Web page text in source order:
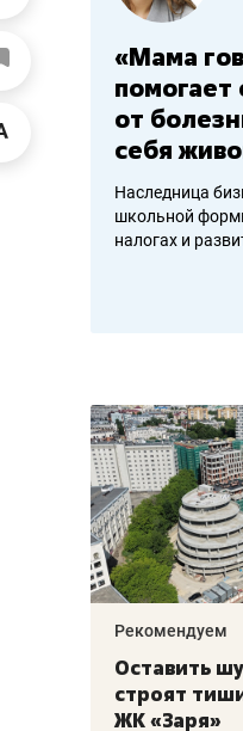
«Мама
помогает
от
себя
Наследница
школьной
налогах и
Рекомендуем
Оставить
строят
ЖК «Заря»